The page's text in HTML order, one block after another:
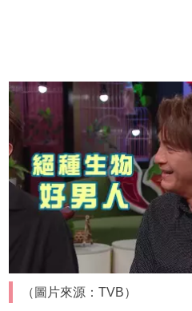
（圖片來源：TVB）